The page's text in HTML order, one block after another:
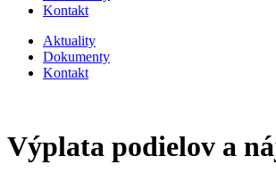
Kontakt
Aktuality
Dokumenty
Kontakt
Výplata podielov a